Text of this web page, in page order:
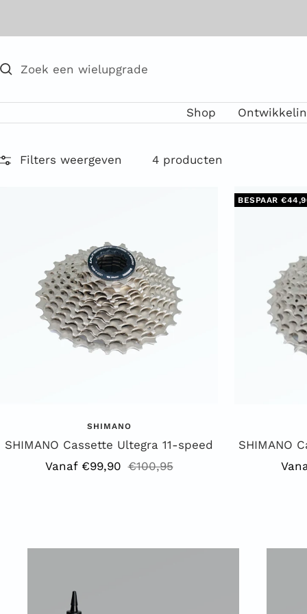
inhoud
Shop
Filters weergeven 4 producten
SHIMANO
SHIMANO Cassette Ultegra 11-speed
Aanbiedingsprijs
Vanaf €99,90 Reguliere
€100,95
BESPAAR
SHIMANO